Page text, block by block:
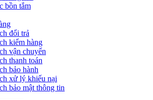
bồn tắm
đổi trả
kiểm hàng
vận chuyển
thanh toán
bảo hành
xử lý khiếu nại
bảo mật thông tin